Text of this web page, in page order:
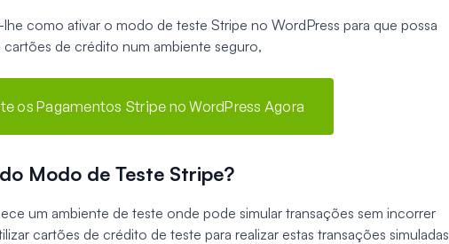
como ativar o modo de teste Stripe no WordPress para que possa
de crédito num ambiente seguro,
os Pagamentos Stripe no WordPress Agora
Modo de Teste Stripe?
um ambiente de teste onde pode simular transações sem incorrer
cartões de crédito de teste para realizar estas transações simuladas